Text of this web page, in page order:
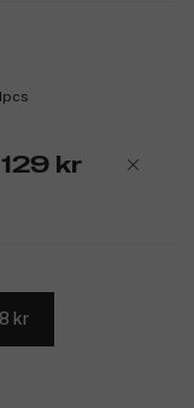
129 kr
kr